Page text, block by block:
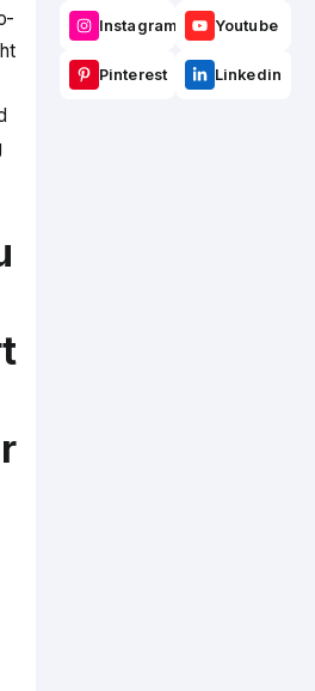
Instagram Youtube
Pinterest Linkedin